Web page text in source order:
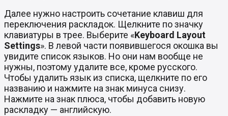
Далее нужно настроить сочетание клавиш для
переключения раскладок. Щелкните по значку
клавиатуры в трее. Выберите «Keyboard Layout
Settings». В левой части появившегося окошка вы
увидите список языков. Но они нам вообще не
нужны, поэтому удалите все, кроме русского.
Чтобы удалить язык из списка, щелкните по его
названию и нажмите на знак минуса снизу.
Нажмите на знак плюса, чтобы добавить новую
раскладку — английскую.